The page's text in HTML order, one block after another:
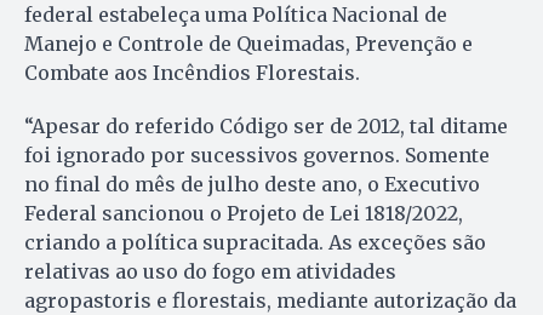
federal estabeleça uma Política Nacional de
Manejo e Controle de Queimadas, Prevenção e
Combate aos Incêndios Florestais.
“Apesar do referido Código ser de 2012, tal ditame
foi ignorado por sucessivos governos. Somente
no final do mês de julho deste ano, o Executivo
Federal sancionou o Projeto de Lei 1818/2022,
criando a política supracitada. As exceções são
relativas ao uso do fogo em atividades
agropastoris e florestais, mediante autorização da